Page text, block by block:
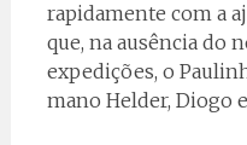
rapidamente com a
que, na ausência do
expedições, o
mano Helder, Diogo